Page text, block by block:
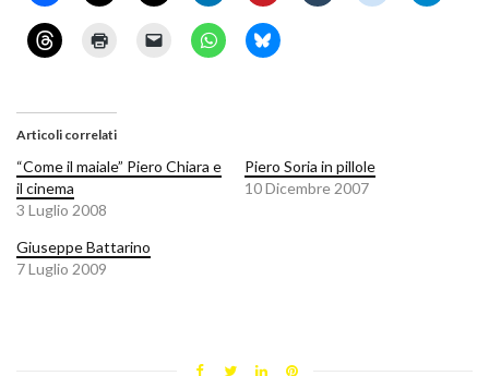
Articoli correlati
“Come il maiale” Piero Chiara e
il cinema
3 Luglio 2008
Piero Soria in pillole
10 Dicembre 2007
Giuseppe Battarino
7 Luglio 2009